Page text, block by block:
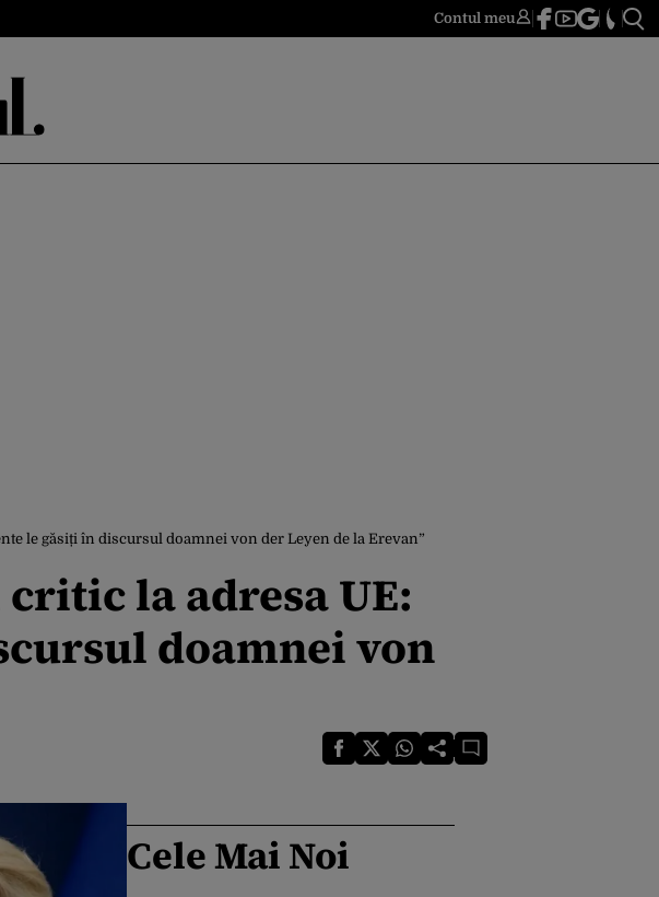
Contul meu
le găsiți în discursul doamnei von der Leyen de la Erevan”
la adresa UE:
doamnei von
Cele Mai Noi